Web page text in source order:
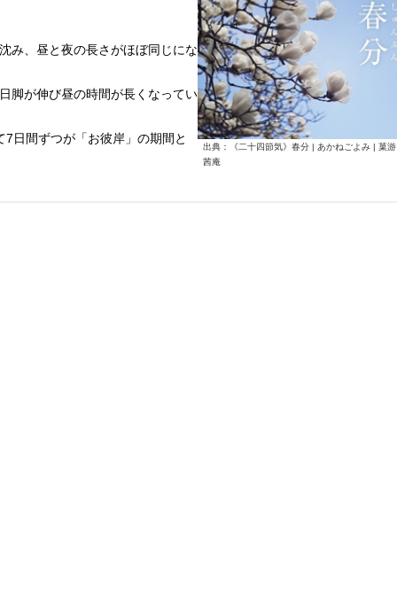
み、昼と夜の長さがほぼ同じにな
脚が伸び昼の時間が長くなってい
日間ずつが「お彼岸」の期間と
出典：《二十四節気》春分 | あかねごよみ | 菓游
茜庵